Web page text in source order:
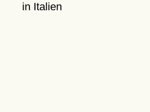
in Italien